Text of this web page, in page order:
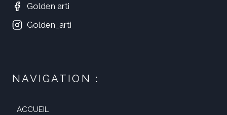
Golden arti
Golden_arti
NAVIGATION :
ACCUEIL